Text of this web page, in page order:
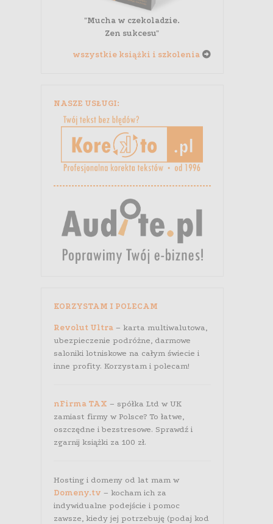
"Mucha w czekoladzie.
Zen sukcesu"
wszystkie książki i szkolenia
NASZE USŁUGI:
KORZYSTAM I POLECAM
Revolut Ultra– karta multiwalutowa,
ubezpieczenie podróżne, darmowe
saloniki lotniskowe na całym świecie i
inne profity. Korzystam i polecam!
nFirma TAX – spółka Ltd w UK
zamiast firmy w Polsce? To łatwe,
oszczędne i bezstresowe. Sprawdź i
zgarnij książki za 100 zł.
Hosting i domeny od lat mam w
Domeny.tv – kocham ich za
indywidualne podejście i pomoc
zawsze, kiedy jej potrzebuję (podaj kod